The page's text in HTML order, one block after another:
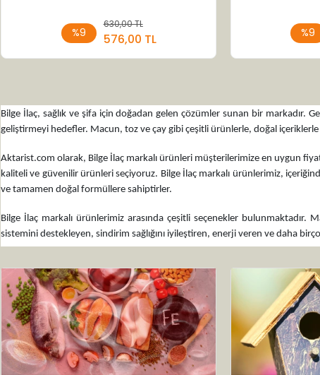
%9
630,00 TL
576,00 TL
Stokta Yok
%9
Bilge İlaç, sağlık ve şifa için doğadan gelen çözümler sunan bir markadır.
geliştirmeyi hedefler. Macun, toz ve çay gibi çeşitli ürünlerle, doğal içeriklerle
Aktarist.com olarak, Bilge İlaç markalı ürünleri müşterilerimize en uygun
kaliteli ve güvenilir ürünleri seçiyoruz. Bilge İlaç markalı ürünlerimiz,
ve tamamen doğal formüllere sahiptirler.
Bilge İlaç markalı ürünlerimiz arasında çeşitli seçenekler bulunmaktadır.
sistemini destekleyen, sindirim sağlığını iyileştiren, enerji veren ve daha